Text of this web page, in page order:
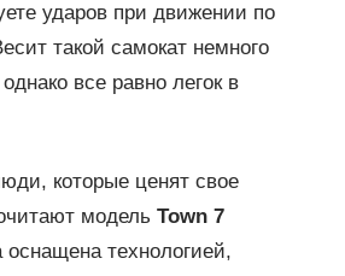
ударов при движении по
такой самокат немного
все равно легок в
которые ценят свое
модель Town 7
оснащена технологией,